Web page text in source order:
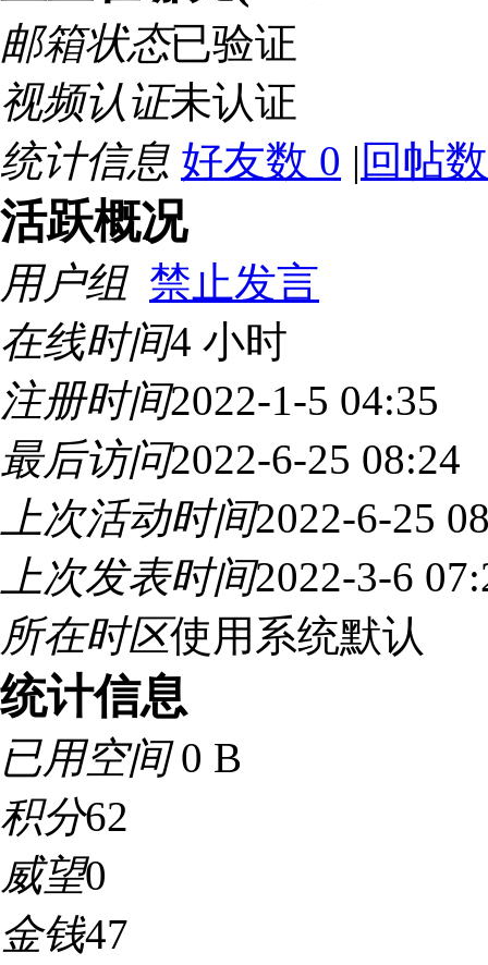
邮箱状态已验证
视频认证未认证
统计信息 好友数 0 | 回帖
活跃概况
用户组 禁止发言
在线时间4 小时
注册时间2022-1-5 04:35
最后访问2022-6-25 08:24
上次活动时间2022-6-25
上次发表时间2022-3-6
所在时区使用系统默认
统计信息
已用空间0 B
积分62
威望0
金钱47